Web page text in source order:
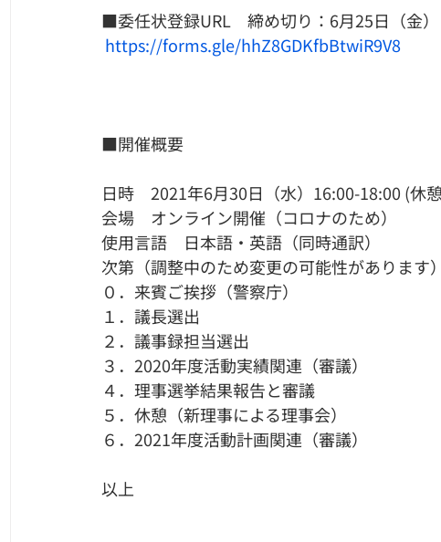
■委任状登録URL　締め切り：6月25日（金）
https://forms.gle/hhZ8GDKfbBtwiR9V8
■開催概要
日時　2021年6月30日（水）16:00-18:00 (休憩
会場　オンライン開催（コロナのため）
使用言語　日本語・英語（同時通訳）
次第（調整中のため変更の可能性があります）
０．来賓ご挨拶（警察庁）
１．議長選出
２．議事録担当選出
３．2020年度活動実績関連（審議）
４．理事選挙結果報告と審議
５．休憩（新理事による理事会）
６．2021年度活動計画関連（審議）
以上